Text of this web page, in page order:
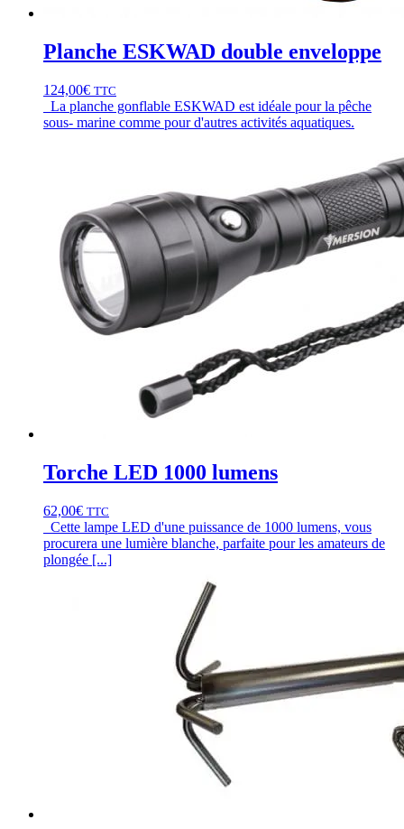
Planche ESKWAD double enveloppe
124,00€ TTC
La planche gonflable ESKWAD est idéale pour la pêche
sous- marine comme pour d'autres activités aquatiques.
Torche LED 1000 lumens
62,00€ TTC
Cette lampe LED d'une puissance de 1000 lumens, vous
procurera une lumière blanche, parfaite pour les amateurs de
plongée [...]